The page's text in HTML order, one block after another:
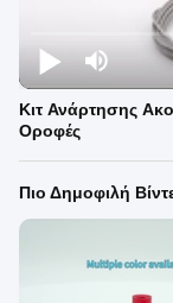
Κιτ Ανάρτησης
Οροφές
Πιο Δημοφιλή